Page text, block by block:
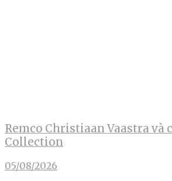
Remco Christiaan Vaastra và
Collection
05/08/2026